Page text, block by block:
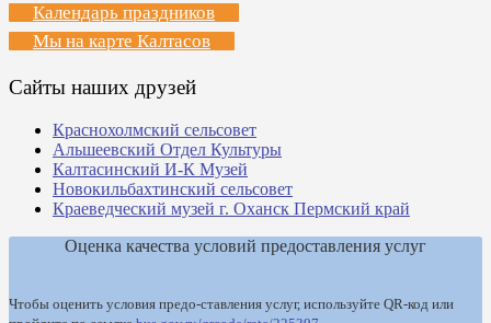
Календарь праздников
Мы на карте Калтасов
Сайты наших друзей
Краснохолмский сельсовет
Альшеевский Отдел Культуры
Калтасинский И-К Музей
Новокильбахтинский сельсовет
Краеведческий музей г. Оханск Пермский край
Оценка качества условий предоставления услуг
Чтобы оценить условия предо-ставления услуг, используйте QR-код или